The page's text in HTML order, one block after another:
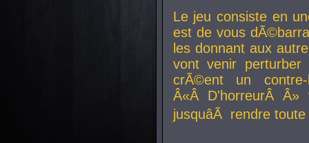
Le jeu consiste en
est de vous
les donnant aux
vont venir perturber
crÃ©ent un
Â«Â D'horreurÂ
jusquâÃ rendre